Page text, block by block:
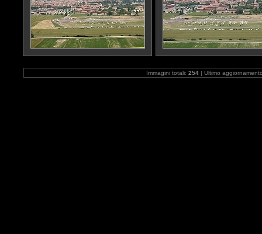
Immagini totali: 254| Ultimo